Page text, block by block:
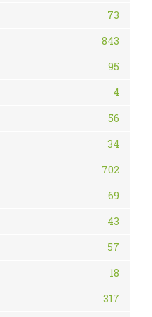
73
843
95
4
56
34
702
69
43
57
18
317